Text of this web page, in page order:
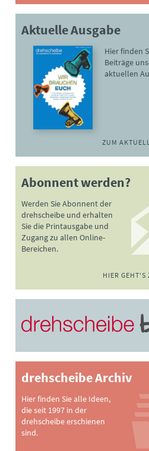
Aktuelle Ausgabe
Hier finden
Beiträge
aktuellen
ZUM
Abonnent werden?
Werden Sie Abonnent der
drehscheibe und erhalten
Sie die Printausgabe und
Zugang zu allen Online-
Bereichen.
HIER GEHT'S
drehscheibe Archiv
Hier finden Sie alle Ideen,
die seit 1997 in der
drehscheibe erschienen
sind.